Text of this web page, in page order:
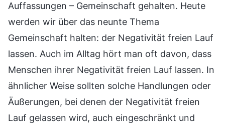
Auffassungen – Gemeinschaft gehalten. Heute
werden wir über das neunte Thema
Gemeinschaft halten: der Negativität freien Lauf
lassen. Auch im Alltag hört man oft davon, dass
Menschen ihrer Negativität freien Lauf lassen. In
ähnlicher Weise sollten solche Handlungen oder
Äußerungen, bei denen der Negativität freien
Lauf gelassen wird, auch eingeschränkt und